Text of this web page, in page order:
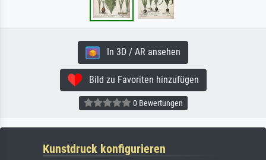
In 3D / AR ansehen
Bild zu Favoriten hinzufügen
0 Bewertungen
Kunstdruck konfigurieren